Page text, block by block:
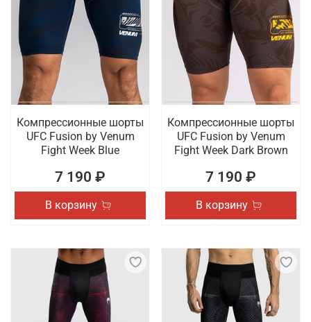
Компрессионные шорты
UFC Fusion by Venum
Fight Week Blue
7 190 ₽
В корзину
Компрессионные шорты
UFC Fusion by Venum
Fight Week Dark Brown
7 190 ₽
В корзину